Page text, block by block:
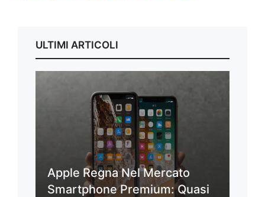
ULTIMI ARTICOLI
Apple Regna Nel Mercato
Smartphone Premium: Quasi